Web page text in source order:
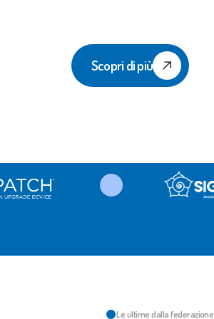
Scopri di più
Le ultime dalla federazione